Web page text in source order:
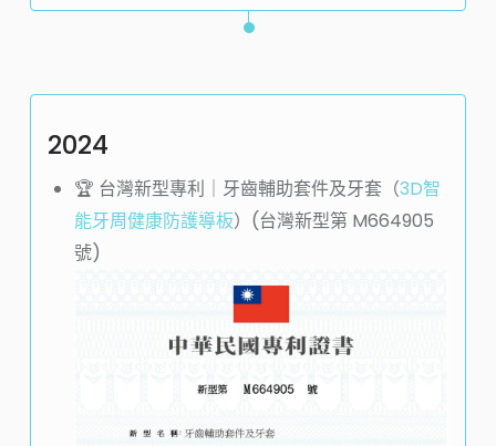
2024
🏆️ 台灣新型專利｜牙齒輔助套件及牙套（3D智
能牙周健康防護導板）(台灣新型第 M664905
號)